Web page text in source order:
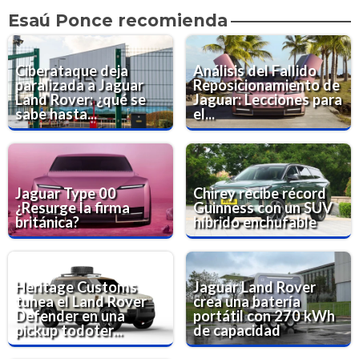
Esaú Ponce recomienda
Ciberataque deja
paralizada a Jaguar
Land Rover: ¿qué se
sabe hasta...
Análisis del Fallido
Reposicionamiento de
Jaguar: Lecciones para
el...
Jaguar Type 00
¿Resurge la firma
británica?
Chirey recibe récord
Guinness con un SUV
híbrido enchufable
Heritage Customs
tunea el Land Rover
Defender en una
pickup todoter...
Jaguar Land Rover
crea una batería
portátil con 270 kWh
de capacidad